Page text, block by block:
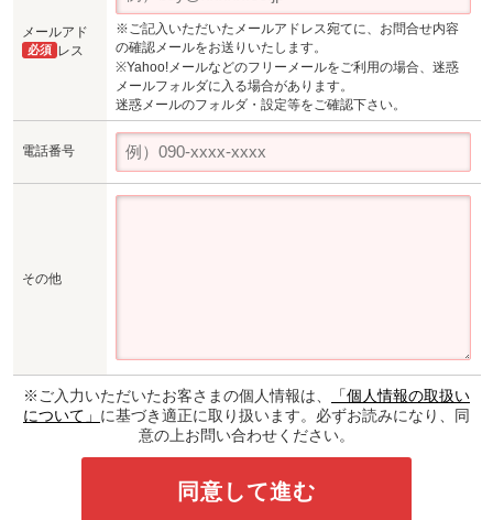
メールアド
レス
必須
※ご記入いただいたメールアドレス宛てに、お問合せ内容
の確認メールをお送りいたします。
※Yahoo!メールなどのフリーメールをご利用の場合、迷惑
メールフォルダに入る場合があります。
迷惑メールのフォルダ・設定等をご確認下さい。
電話番号
その他
※ご入力いただいたお客さまの個人情報は、
「個人情報の取扱い
について」 に基づき適正に取り扱います。必ずお読みになり、同
意の上お問い合わせください。